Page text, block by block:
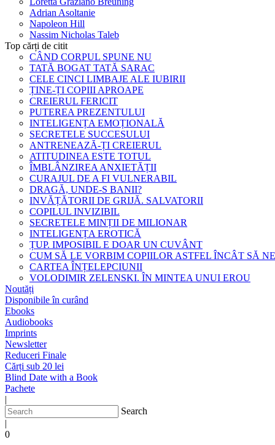
Adrian Asoltanie
Napoleon Hill
Nassim Nicholas Taleb
Top cărți de citit
CÂND CORPUL SPUNE NU
TATĂ BOGAT TATĂ SARAC
CELE CINCI LIMBAJE ALE IUBIRII
ȚINE-ȚI COPIII APROAPE
CREIERUL FERICIT
PUTEREA PREZENTULUI
INTELIGENȚA EMOȚIONALĂ
SECRETELE SUCCESULUI
ANTRENEAZĂ-ȚI CREIERUL
ATITUDINEA ESTE TOTUL
ÎMBLÂNZIREA ANXIETĂȚII
CURAJUL DE A FI VULNERABIL
DRAGĂ, UNDE-S BANII?
INVĂȚĂTORII DE GRIJĂ. SALVATORII
COPILUL INVIZIBIL
SECRETELE MINȚII DE MILIONAR
INTELIGENȚA EROTICĂ
ȚUP. IMPOSIBIL E DOAR UN CUVÂNT
CUM SĂ LE VORBIM COPIILOR ASTFEL ÎNCÂT SĂ
CARTEA ÎNȚELEPCIUNII
VOLODIMIR ZELENSKI. ÎN MINTEA UNUI EROU
Noutăți
Disponibile în curând
Ebooks
Audiobooks
Imprints
Newsletter
Reduceri Finale
Cărți sub 20 lei
Blind Date with a Book
Pachete
|
Search
|
0